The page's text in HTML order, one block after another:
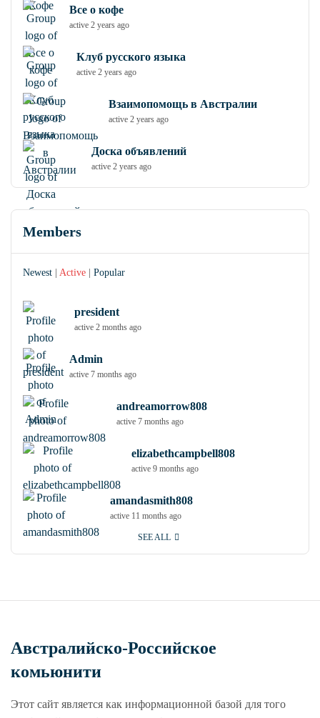
Все о кофе
active 2 years ago
Клуб русского языка
active 2 years ago
Взаимопомощь в Австралии
active 2 years ago
Доска объявлений
active 2 years ago
Members
Newest Active Popular
president
active 2 months ago
Admin
active 7 months ago
andreamorrow808
active 7 months ago
elizabethcampbell808
active 9 months ago
amandasmith808
active 11 months ago
SEE ALL
Австралийско-Российское
комьюнити
Этот сайт является как информационной базой для того